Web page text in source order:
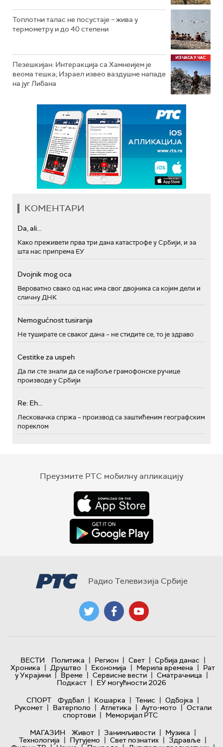
Топлотни талас не посустаје – жива у
термометру и до 40 степени
Пезешкијан: Интеракција са Хамнеијем је
веома тешка; Израел извео ваздушне нападе
на југ Либана
КОМЕНТАРИ
Da, ali...
Како преживети прва три дана катастрофе у Србији, и за
шта нас припрема ЕУ
Dvojnik mog oca
Вероватно свако од нас има свог двојника са којим дели и
сличну ДНК
Nemogućnost tusiranja
Не туширате се сваког дана – не стидите се, то је здраво
Cestitke za uspeh
Да ли сте знали да се најбоље грамофонске ручице
производе у Србији
Re: Eh...
Лесковачка спржа – производ са заштићеним географским
пореклом
Преузмите РТС мобилну апликацију
Радио Телевизија Србије
ВЕСТИ Политика | Регион | Свет | Србија данас |
Хроника | Друштво | Економија | Мерила времена | Рат
у Украјини | Време | Сервисне вести | Сматрачница |
Подкаст | ЕУ могућности 2026
СПОРТ
Фудбал | Кошарка | Тенис | Одбојка |
Рукомет | Ватерполо | Атлетика | Ауто-мото | Остали
спортови | Меморијал РТС
МАГАЗИН
Живот | Занимљивости | Музика |
Технологијa | Путујемо | Свет познатих | Здравље |